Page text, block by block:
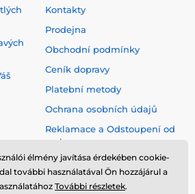
Kontakty
Prodejna
Obchodní podmínky
Ceník dopravy
Platební metody
Ochrana osobních údajů
Reklamace a Odstoupení od
smlouvy
élmény javítása érdekében cookie-
további használatával Ön hozzájárul a
További részletek.